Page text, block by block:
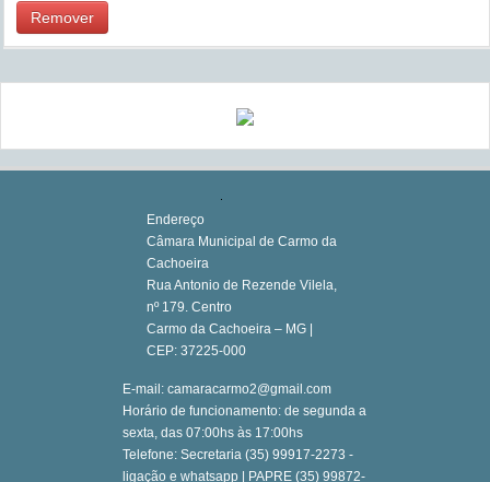
Remover
Endereço
Câmara Municipal de Carmo da
Cachoeira
Rua Antonio de Rezende Vilela,
nº 179. Centro
Carmo da Cachoeira – MG |
CEP: 37225-000
E-mail: camaracarmo2@gmail.com
Horário de funcionamento: de segunda a
sexta, das 07:00hs às 17:00hs
Telefone: Secretaria (35) 99917-2273 -
ligação e whatsapp | PAPRE (35) 99872-